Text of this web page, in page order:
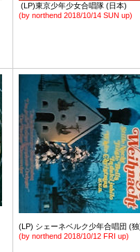
(LP)東京少年少女合唱隊 (日本)
(by northend 2018/10/14 SUN up)
(LP) シェーネベルク少年合唱団 (
(by northend 2018/10/12 FRI up)